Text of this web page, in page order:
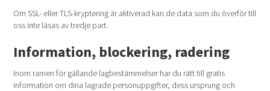
Om SSL- eller TLS-kryptering är aktiverad kan de data som du överför till
oss inte läsas av tredje part.
Information, blockering, radering
Inom ramen för gällande lagbestämmelser har du rätt till gratis
information om dina lagrade personuppgifter, dess ursprung och